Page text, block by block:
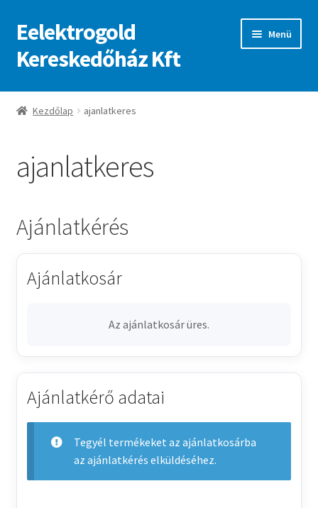
Ugrás
a
navigációhoz
Kilépés
a
tartalomba
Eelektrogold
Kereskedőház Kft
Menü
Kezdőlap
Adatvédelmi irányelvek
Kezdőlap ajanlatkeres
ajanlatkeres
Ajánlatkérés
Ajánlatkosár
Az ajánlatkosár üres.
Ajánlatkérő adatai
Tegyél termékeket az ajánlatkosárba
az ajánlatkérés elküldéséhez.